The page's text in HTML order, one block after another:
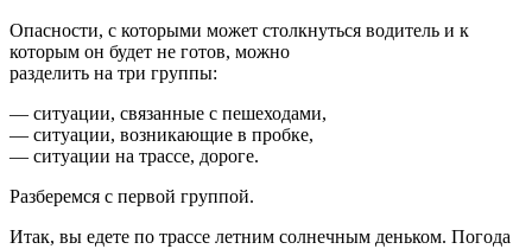
Опасности, с которыми может столкнуться водитель и к
которым он будет не готов, можно
разделить на три группы:
— ситуации, связанные с пешеходами,
— ситуации, возникающие в пробке,
— ситуации на трассе, дороге.
Разберемся с первой группой.
Итак, вы едете по трассе летним солнечным деньком. Погода